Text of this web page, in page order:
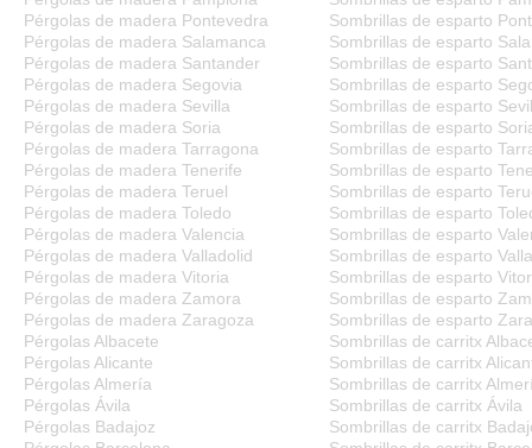
Pérgolas de madera Pontevedra
Sombrillas de esparto
Pérgolas de madera Salamanca
Sombrillas de esparto
Pérgolas de madera Santander
Sombrillas de esparto
Pérgolas de madera Segovia
Sombrillas de esparto
Pérgolas de madera Sevilla
Sombrillas de esparto
Pérgolas de madera Soria
Sombrillas de esparto
Pérgolas de madera Tarragona
Sombrillas de esparto
Pérgolas de madera Tenerife
Sombrillas de esparto
Pérgolas de madera Teruel
Sombrillas de esparto
Pérgolas de madera Toledo
Sombrillas de esparto
Pérgolas de madera Valencia
Sombrillas de esparto
Pérgolas de madera Valladolid
Sombrillas de esparto
Pérgolas de madera Vitoria
Sombrillas de esparto
Pérgolas de madera Zamora
Sombrillas de esparto
Pérgolas de madera Zaragoza
Sombrillas de esparto
Pérgolas Albacete
Sombrillas de carritx
Pérgolas Alicante
Sombrillas de carritx
Pérgolas Almería
Sombrillas de carritx
Pérgolas Ávila
Sombrillas de carritx Ávila
Pérgolas Badajoz
Sombrillas de carritx